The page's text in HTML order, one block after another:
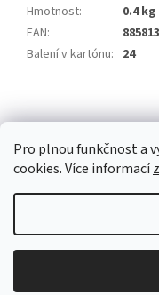
Pro plnou funkčnost a
cookies. Více informací
Z důvodu zvýšeného
Hmotnost:
0.4 kg
EAN:
Balení v kartónu: 24
á
Copyright 2026